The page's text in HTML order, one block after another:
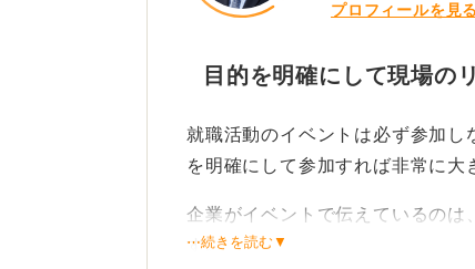
プロフィールを見る
目的を明確にして現場の
就職活動のイベントは必ず参加
を明確にして参加すれば非常に大
企業がイベントで伝えているの
す。
⋯続きを読む▼